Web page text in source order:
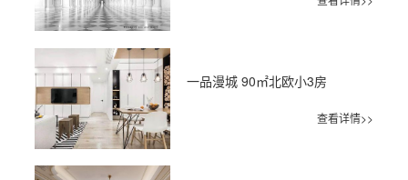
一品漫城 90㎡北欧小3房
查看详情>>